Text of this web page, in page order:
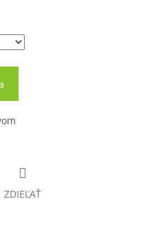
ZDIEĽAŤ